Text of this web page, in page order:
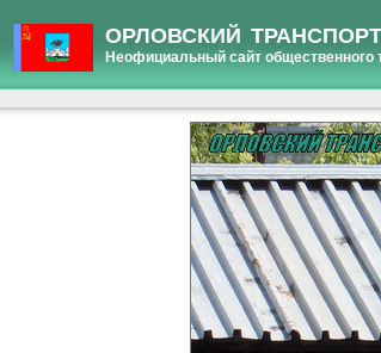
ОРЛОВСКИЙ ТРАНСПОРТ
Неофициальный сайт общественного